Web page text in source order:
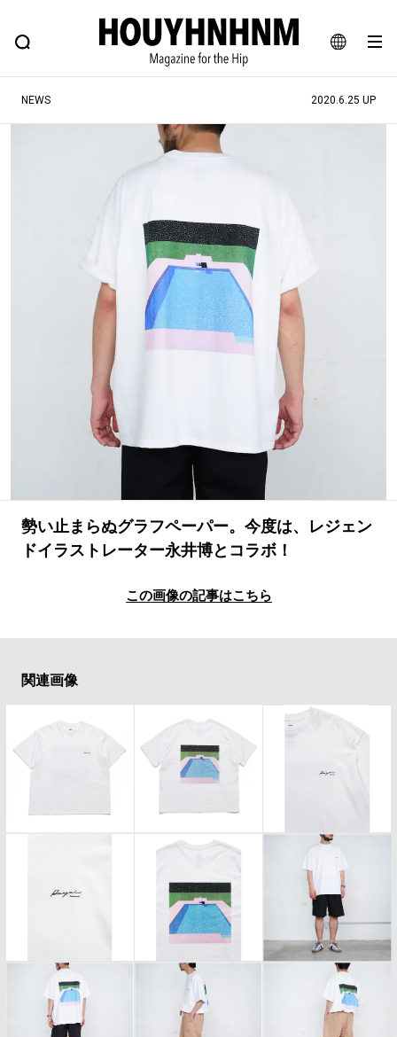
JA
EN
FEATURE BLOG SNAP
ヒップなファッション、カルチャー、ライフスタイルWEBマガジン
#ESSENTIAL DESIGNS #古着サミット
#マイナーグッド図鑑
#路地裏てぃーん。 #MONTHLY JOURNAL
#GH 銘品の所以 #フイナムのYouTube
#Commune H #AH.H
#MOVIE
#LIFESTYLE #OUTDOOR
#SPORTS #HANDSOME HANDBOOK
NEWS 2020.6.25 UP
勢い止まらぬグラフペーパー。今度は、レジェン
ドイラストレーター永井博とコラボ！
この画像の記事はこちら
関連画像